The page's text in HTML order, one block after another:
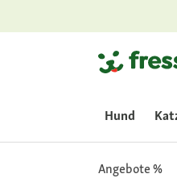
Hund
Angebote %